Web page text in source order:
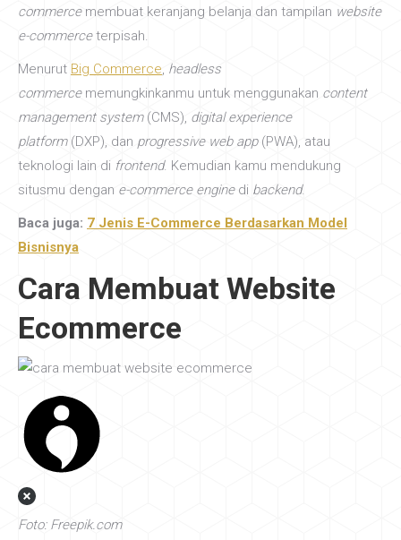
commerce membuat keranjang belanja dan tampilan website
e-commerceterpisah.
Menurut Big Commerce, headless
commerce memungkinkanmu untuk menggunakan content
management system (CMS), digital experience
platform (DXP), dan progressive web app (PWA), atau
teknologi lain di frontend. Kemudian kamu mendukung
situsmu dengan e-commerce engine di backend.
Baca juga: 7 Jenis E-Commerce Berdasarkan Model
Bisnisnya
Cara Membuat Website
Ecommerce
Foto: Freepik.com